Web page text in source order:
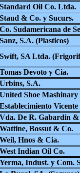
Standard Oil Co. Ltda.
Staud & Co. y Sucurs.
Co. Sudamericana de
Sanz, S.A. (Plasticos)
Swift, SA Ltda.
Tomas Devoto y Cia.
Urbins, S.A.
United Shoe Mashinary
Establecimiento Vicente
Vda. De R. Gabardin &
Wattine, Bossut & Co.
Weil, Hnos & Cia.
West Indian Oil Co.
Yerma, Indust. y Com.